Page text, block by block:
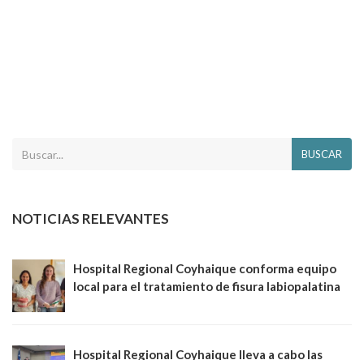
BUSCAR
NOTICIAS RELEVANTES
Hospital Regional Coyhaique conforma equipo
local para el tratamiento de fisura labiopalatina
Hospital Regional Coyhaique lleva a cabo las